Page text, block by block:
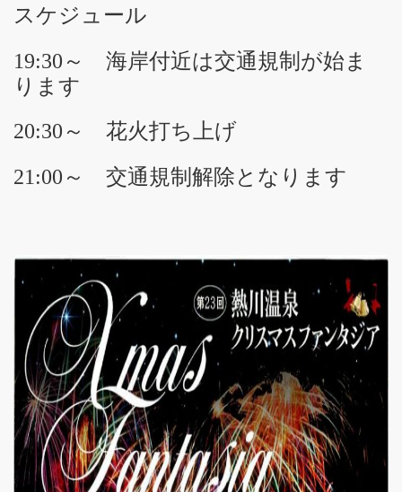
スケジュール
19:30～ 海岸付近は交通規制が始ま
ります
20:30～ 花火打ち上げ
21:00～ 交通規制解除となります